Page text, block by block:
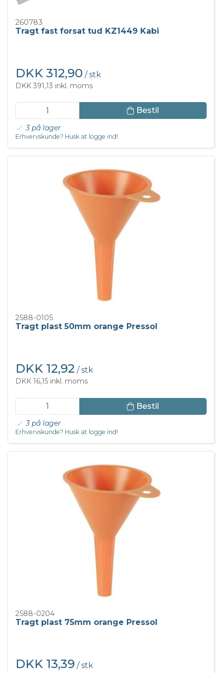
260783
Tragt fast forsat tud KZ1449 Kabi
DKK 312,90 / stk
DKK 391,13 inkl. moms
Bestil
3 på lager
Erhvervskunde? Husk at logge ind!
2588-0105
Tragt plast 50mm orange Pressol
DKK 12,92 / stk
DKK 16,15 inkl. moms
Bestil
3 på lager
Erhvervskunde? Husk at logge ind!
2588-0204
Tragt plast 75mm orange Pressol
DKK 13,39 / stk